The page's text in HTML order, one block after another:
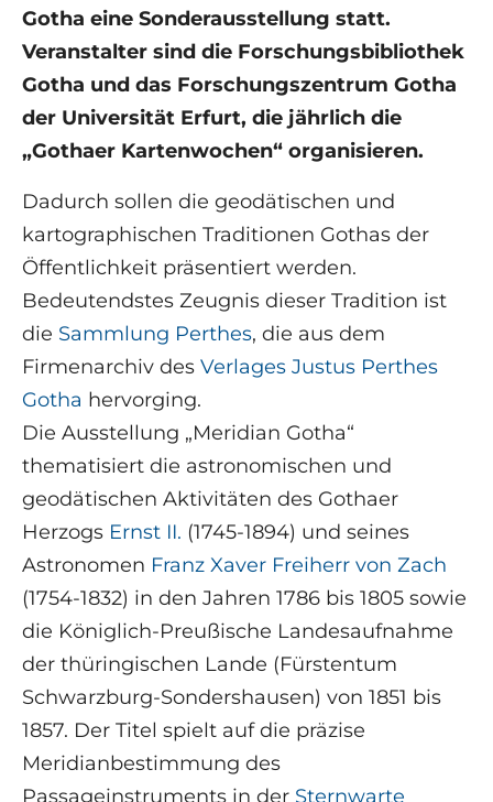
Gotha eine Sonderausstellung statt.
Veranstalter sind die Forschungsbibliothek
Gotha und das Forschungszentrum Gotha
der Universität Erfurt, die jährlich die
„Gothaer Kartenwochen“ organisieren.
Dadurch sollen die geodätischen und
kartographischen Traditionen Gothas der
Öffentlichkeit präsentiert werden.
Bedeutendstes Zeugnis dieser Tradition ist
die Sammlung Perthes, die aus dem
Firmenarchiv des Verlages Justus Perthes
Gotha hervorging.
Die Ausstellung „Meridian Gotha“
thematisiert die astronomischen und
geodätischen Aktivitäten des Gothaer
Herzogs Ernst II. (1745-1894) und seines
Astronomen Franz Xaver Freiherr von Zach
(1754-1832) in den Jahren 1786 bis 1805 sowie
die Königlich-Preußische Landesaufnahme
der thüringischen Lande (Fürstentum
Schwarzburg-Sondershausen) von 1851 bis
1857. Der Titel spielt auf die präzise
Meridianbestimmung des
Passageinstruments in der Sternwarte